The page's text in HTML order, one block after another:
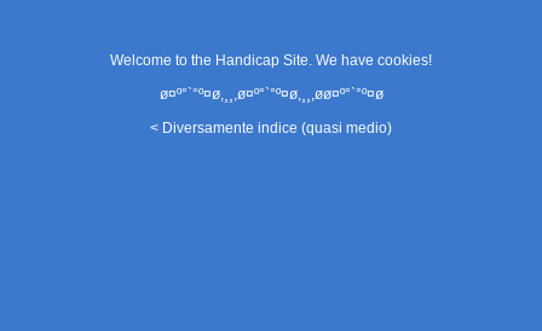
Welcome to the Handicap Site. We have cookies!
ø¤º°`°º¤ø,¸¸,ø¤º°`°º¤ø,¸¸,øø¤º°`°º¤ø
< Diversamente indice (quasi medio)